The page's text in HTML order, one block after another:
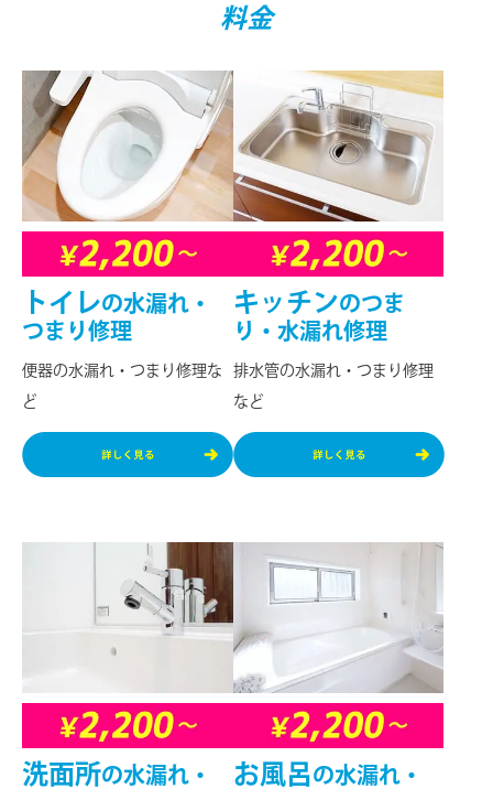
料⾦
トイレの水漏れ・
つまり修理
便器の水漏れ・つまり修理な
ど
キッチンのつま
り・水漏れ修理
排⽔管の水漏れ・つまり修理
など
洗面所の水漏れ・
お風呂の水漏れ・